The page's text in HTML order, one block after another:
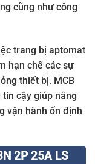
cũng như công
trang bị aptomat
hạn chế các sự
thiết bị. MCB
cậy giúp nâng
vận hành ổn định
2P 25A LS